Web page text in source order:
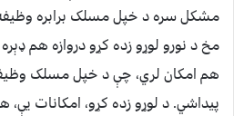
مشکل سره د خپل مسلک برابره
مخ د نورو لوړو زده کړو دروازه هم
هم امکان لري، چې د خپل مسلک
پیداشي. د لوړو زده کړو، امکانات